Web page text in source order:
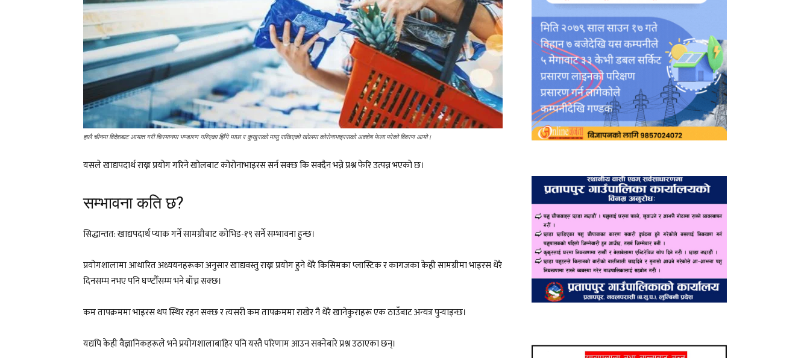
हालै चीनमा विदेशबाट आयात गरी चिस्यानमा भण्डारण गरिएका झिँगे माछा र कुखुराको मासु राखिएको खोलमा कोरोनाभाइरसको अवशेष फेला परेको विवरण आयो।
यसले खाद्यपदार्थ राख्न प्रयोग गरिने खोलबाट कोरोनाभाइरस सर्न सक्छ कि सक्दैन भन्ने प्रश्न फेरि उत्पन्न भएको छ।
सम्भावना कति छ?
सिद्धान्तत: खाद्यपदार्थ प्याक गर्ने सामग्रीबाट कोभिड-१९ सर्ने सम्भावना हुन्छ।
प्रयोगशालामा आधारित अध्ययनहरूका अनुसार खाद्यवस्तु राख्न प्रयोग हुने धेरै किसिमका प्लास्टिक र कागजका केही सामग्रीमा भाइरस धेरै
दिनसम्म नभए पनि घण्टौँसम्म भने बाँच्न सक्छ।
कम तापक्रममा भाइरस थप स्थिर रहन सक्छ र त्यसरी कम तापक्रममा राखेर नै धेरै खानेकुराहरू एक ठाउँबाट अन्यत्र पुर्‍याइन्छ।
यद्यपि केही वैज्ञानिकहरूले भने प्रयोगशालाबाहिर पनि यस्तै परिणाम आउन सक्नेबारे प्रश्न उठाएका छन्।